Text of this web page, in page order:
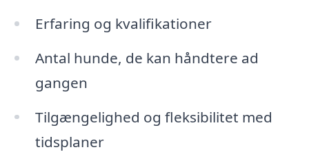
Erfaring og kvalifikationer
Antal hunde, de kan håndtere ad
gangen
Tilgængelighed og fleksibilitet med
tidsplaner